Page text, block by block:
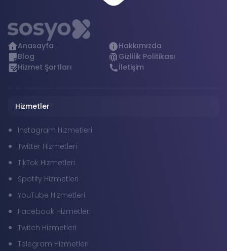
Anasayfa
Hakkımızda
Blog
Gizlilik Politikası
Hizmet Şartları
İletişim
Hizmetler
Instagram Hizmetleri
Twitter Hizmetleri
TikTok Hizmetleri
Spotify Hizmetleri
YouTube Hizmetleri
Facebook Hizmetleri
Twitch Hizmetleri
Telegram Hizmetleri